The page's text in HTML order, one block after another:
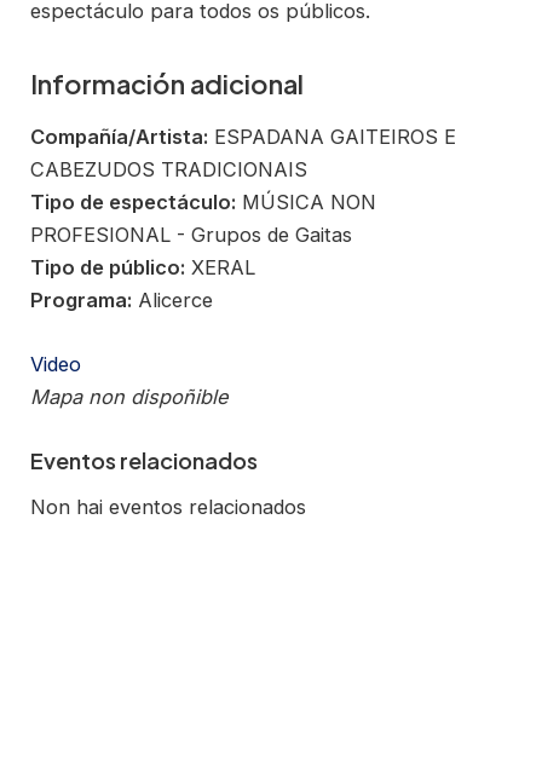
espectáculo para todos os públicos.
Información adicional
Compañía/Artista: ESPADANA GAITEIROS E
CABEZUDOS TRADICIONAIS
Tipo de espectáculo: MÚSICA NON
PROFESIONAL - Grupos de Gaitas
Tipo de público: XERAL
Programa: Alicerce
Video
Mapa non dispoñible
Eventos relacionados
Non hai eventos relacionados